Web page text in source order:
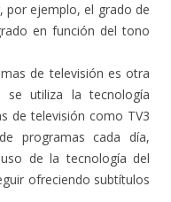
por ejemplo, el grado de
en función del tono
de televisión es otra
se utiliza la tecnología
de televisión como TV3
programas cada día,
de la tecnología del
ofreciendo subtítulos